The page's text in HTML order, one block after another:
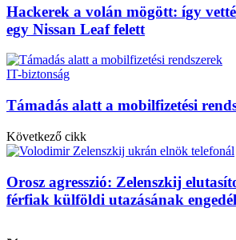
Hackerek a volán mögött: így
egy Nissan Leaf felett
IT-biztonság
Támadás alatt a mobilfizetési
Következő cikk
Orosz agresszió: Zelenszkij
férfiak külföldi utazásának